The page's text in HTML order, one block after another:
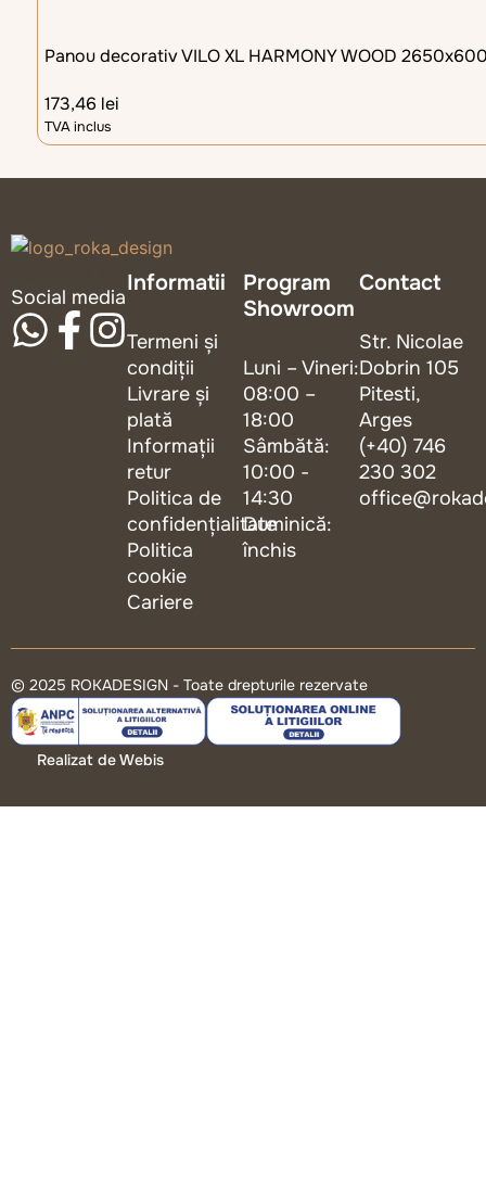
Panou decorativ VILO XL HARMONY WOOD
173,46 lei
TVA inclus
logo_roka_design
Social media
Informatii
Termeni și
condiții
Livrare și
plată
Informații
retur
Politica de
confidențialitate
Politica
cookie
Cariere
Program
Showroom
Luni – Vineri:
08:00 –
18:00
Sâmbătă:
10:00 -
14:30
Duminică:
închis
Contact
Str. Nicolae
Dobrin 105
Pitesti,
Arges
(+40) 746
230 302
© 2025 ROKADESIGN - Toate drepturile rezervate
Realizat de Webis